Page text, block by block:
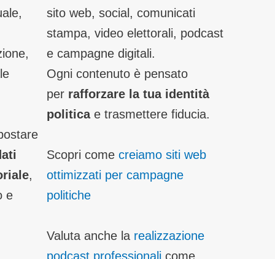
,
e
sito web, social, comunicati
stampa, video elettorali, podcast
e campagne digitali.
Ogni contenuto è pensato
per rafforzare la tua identità
politicae trasmettere fiducia.
Scopri come creiamo siti web
ottimizzati per campagne
politiche
Valuta anche la realizzazione
podcast professionali come